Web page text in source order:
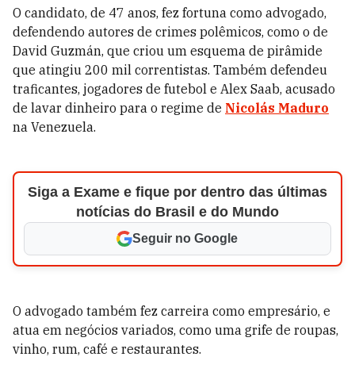
O candidato, de 47 anos, fez fortuna como advogado,
defendendo autores de crimes polêmicos, como o de
David Guzmán, que criou um esquema de pirâmide
que atingiu 200 mil correntistas. Também defendeu
traficantes, jogadores de futebol e Alex Saab, acusado
de lavar dinheiro para o regime de Nicolás Maduro
na Venezuela.
Siga a Exame e fique por dentro das últimas
notícias do Brasil e do Mundo
Seguir no Google
O advogado também fez carreira como empresário, e
atua em negócios variados, como uma grife de roupas,
vinho, rum, café e restaurantes.